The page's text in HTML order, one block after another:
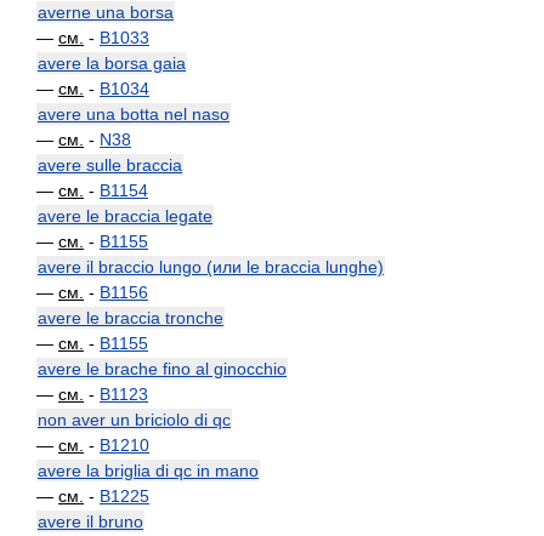
averne una borsa
— см. - B1033
avere la borsa gaia
— см. - B1034
avere una botta nel naso
— см. - N38
avere sulle braccia
— см. - B1154
avere le braccia legate
— см. - B1155
avere il braccio lungo (или le braccia lunghe)
— см. - B1156
avere le braccia tronche
— см. - B1155
avere le brache fino al ginocchio
— см. - B1123
non aver un briciolo di qc
— см. - B1210
avere la briglia di qc in mano
— см. - B1225
avere il bruno